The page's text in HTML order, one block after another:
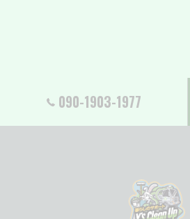
090-1903-1977